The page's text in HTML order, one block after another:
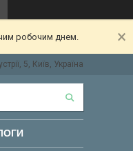
робочим днем.
5, Київ, Україна